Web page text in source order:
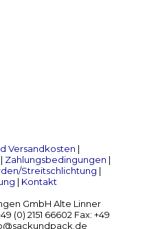
Versandkosten |
| Zahlungsbedingungen |
Streitschlichtung |
| Kontakt
GmbH Alte Linner
(0) 2151 66602 Fax: +49